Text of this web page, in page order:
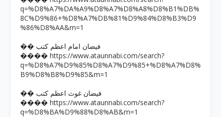
q=%D8%A7%DA%A9%D8%A7%D8%A8%D8%B1%DB%
8C%D9%86+%D8%A7%DB%81%D9%84%D8%B3%D9
%86%D8%AA&m=1
�� فیضان امام اعظم کتب
���� https://www.ataunnabi.com/search?
q=%D8%A7%D9%85%D8%A7%D9%85+%D8%A7%D8%
B9%D8%B8%D9%85&m=1
�� فیضان غوث اعظم کتب
���� https://www.ataunnabi.com/search?
q=%D8%BA%D9%88%D8%AB&m=1